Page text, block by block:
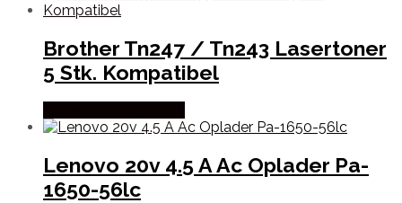
Brother Tn247 / Tn243 Lasertoner
5 Stk. Kompatibel
Lenovo 20v 4.5 A Ac Oplader Pa-
1650-56lc